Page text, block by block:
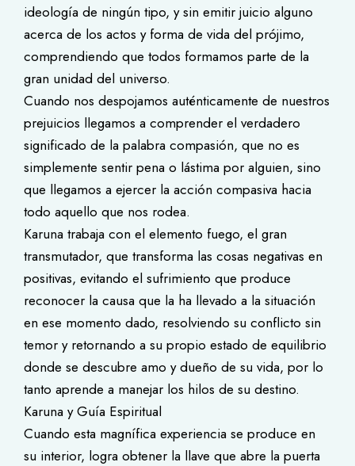
ideología de ningún tipo, y sin emitir juicio alguno
acerca de los actos y forma de vida del prójimo,
comprendiendo que todos formamos parte de la
gran unidad del universo.
Cuando nos despojamos auténticamente de nuestros
prejuicios llegamos a comprender el verdadero
significado de la palabra compasión, que no es
simplemente sentir pena o lástima por alguien, sino
que llegamos a ejercer la acción compasiva hacia
todo aquello que nos rodea.
Karuna trabaja con el elemento fuego, el gran
transmutador, que transforma las cosas negativas en
positivas, evitando el sufrimiento que produce
reconocer la causa que la ha llevado a la situación
en ese momento dado, resolviendo su conflicto sin
temor y retornando a su propio estado de equilibrio
donde se descubre amo y dueño de su vida, por lo
tanto aprende a manejar los hilos de su destino.
Karuna y Guía Espiritual
Cuando esta magnífica experiencia se produce en
su interior, logra obtener la llave que abre la puerta